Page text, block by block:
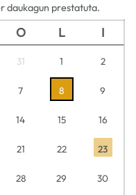
daukagun prestatuta.
O L I
31 1 2
7 8 9
14 15 16
21 22 23
28 29 30